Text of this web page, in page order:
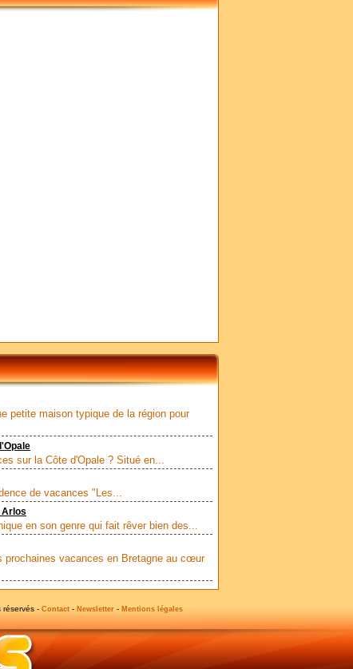
petite maison typique de la région pour
sur la Côte d'Opale ? Situé en...
de vacances "Les...
Arlos
en son genre qui fait rêver bien des...
prochaines vacances en Bretagne au cœur
réservés - Contact - Newsletter - Mentions légales